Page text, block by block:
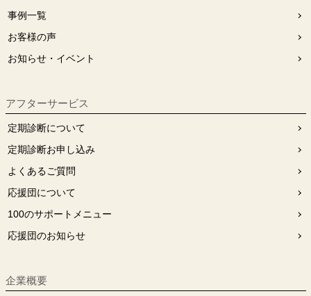
事例一覧
お客様の声
お知らせ・イベント
アフターサービス
定期診断について
定期診断お申し込み
よくあるご質問
応援団について
100のサポートメニュー
応援団のお知らせ
企業概要